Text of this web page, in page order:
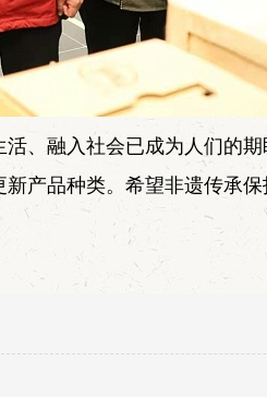
、融入社会已成为人们的
产品种类。希望非遗传承